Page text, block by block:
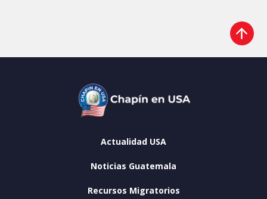
Actualidad USA
Noticias Guatemala
Recursos Migratorios